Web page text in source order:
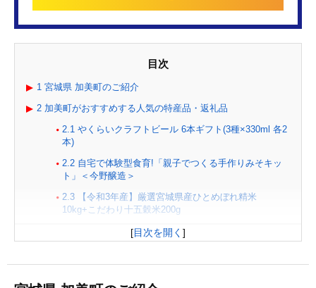
目次
[ 目次を開く ]
1 宮城県 加美町のご紹介
2 加美町がおすすめする人気の特産品・返礼品
2.1 やくらいクラフトビール 6本ギフト(3種×330ml 各2
本)
2.2 自宅で体験型食育!「親子でつくる手作りみそキッ
ト」＜今野醸造＞
2.3 【令和3年産】厳選宮城県産ひとめぼれ精米
10kg+こだわり十五穀米200g
加美町のふるさと応援寄附金の使い道